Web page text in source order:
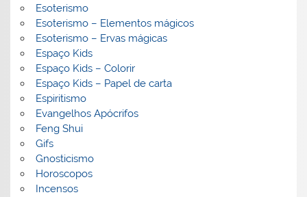
Esoterismo
Esoterismo – Elementos mágicos
Esoterismo – Ervas mágicas
Espaço Kids
Espaço Kids – Colorir
Espaço Kids – Papel de carta
Espiritismo
Evangelhos Apócrifos
Feng Shui
Gifs
Gnosticismo
Horoscopos
Incensos